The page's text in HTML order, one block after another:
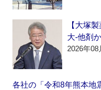
【大塚
大‐他剤
2026年08
各社の「令和8年熊本地